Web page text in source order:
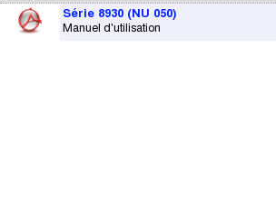
Série 8930 (NU 050)
Manuel d'utilisation